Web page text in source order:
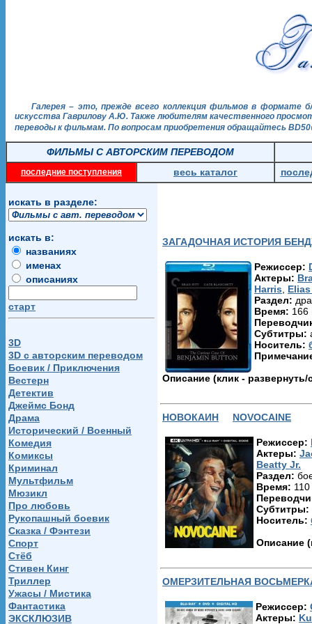
Галерея – это, прежде всего коллекция фильмов в формате
искусства Гаврилову А.Ю. Также любителям качественного
переводы к фильмам. По вопросам приобретения обращайтесь
ФИЛЬМЫ С АВТОРСКИМ ПЕРЕВОДОМ
последние поступления весь каталог
искать в разделе:
искать в:
названиях
именах
описаниях
старт
3D
3D c авторским переводом
Боевик / Приключения
Вестерн
Детектив
Джеймс Бонд
Драма
Исторический / Военный
Комедия
Комиксы
Криминал
Мультфильм
Мюзикл
Про любовь
Рукопашный боевик
Сказка / Фэнтези
Спорт
Стёб
Стивен Кинг
Триллер
Ужасы / Мистика
Фантастика
ЭКСКЛЮЗИВ
ЗАГАДОЧНАЯ ИСТОРИЯ
Режиссер:
Актеры:
Harris
Раздел:
Время:
Субтитры:
Носитель:
Описание (клик - развернуть/
НОВОКАИН NOVOCAINE
Режиссер:
Актеры:
Beatty Jr.
Раздел:
Время:
Субтитры:
Носитель:
Описание
ОМЕРЗИТЕЛЬНАЯ
Режиссер:
Актеры: